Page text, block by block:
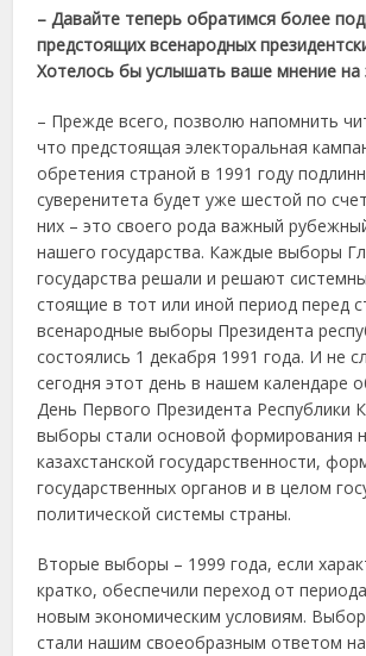
– Давайте теперь обратимся более
предстоящих всенародных
Хотелось бы услышать ваше мнение на
– Прежде всего, позволю напомнить
что предстоящая электоральная
обретения страной в 1991 году
суверенитета будет уже шестой по
них – это своего рода важный
нашего государства. Каждые выборы
государства решали и решают
стоящие в тот или иной период перед
всенародные выборы Президента
состоялись 1 декабря 1991 года. И не
сегодня этот день в нашем календаре
День Первого Президента Республики
выборы стали основой формирования
казахстанской государственности,
государственных органов и в целом
политической системы страны.
Вторые выборы – 1999 года, если
кратко, обеспечили переход от
новым экономическим условиям.
стали нашим своеобразным ответом